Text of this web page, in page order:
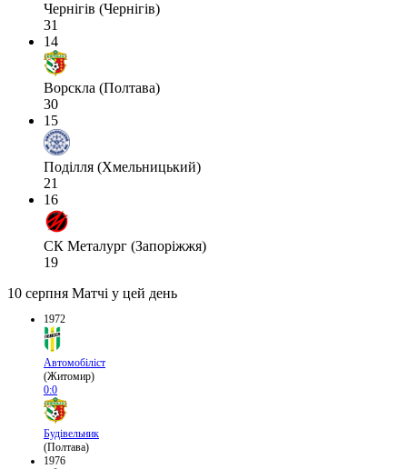
Чернігів (Чернігів)
31
14
Ворскла (Полтава)
30
15
Поділля (Хмельницький)
21
16
СК Металург (Запоріжжя)
19
10 серпня Матчі у цей день
1972
Автомобіліст
(Житомир)
0:0
Будівельник
(Полтава)
1976